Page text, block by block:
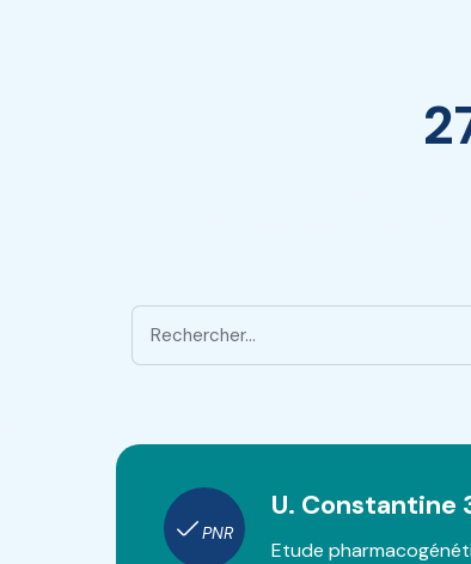
PNR
U. Constantine
Etude